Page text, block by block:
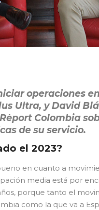
operaciones
Ultra, y David
Colombia
de su servicio.
el 2023?
en cuanto a
media está por
porque tanto el
como la que va a